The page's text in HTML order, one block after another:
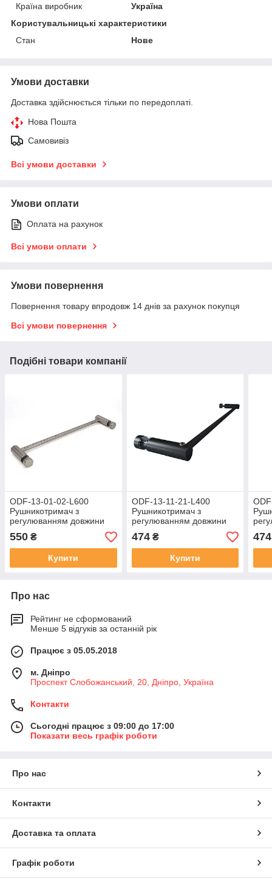
Країна виробник
Україна
Користувальницькі характеристики
Стан
Нове
Умови доставки
Доставка здійснюється тільки по передоплаті.
Нова Пошта
Самовивіз
Всі умови доставки
Умови оплати
Оплата на рахунок
Всі умови оплати
Умови повернення
Повернення товару впродовж 14 днів за рахунок покупця
Всі умови повернення
Подібні товари компанії
ODF-13-01-02-L600
Рушникотримач з
регулюванням довжини
600мм полірований
550 ₴
Купити
ODF-13-11-21-L400
Рушникотримач з
регулюванням довжини
400мм чорний
474₴
Купити
474
Про нас
Рейтинг не сформований
Менше 5 відгуків за останній рік
Працює з 05.05.2018
м. Дніпро
Проспект Слобожанський, 20, Дніпро, Україна
Контакти
Сьогодні працює з 09:00 до 17:00
Показати весь графік роботи
Про нас
Контакти
Доставка та оплата
Графік роботи